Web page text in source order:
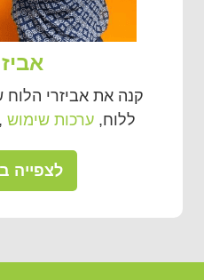
קנה את אביזרי הלוח
ללוח,ערכות שימוש ,
לצפייה